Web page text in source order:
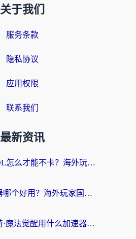
关于我们
服务条款
隐私协议
应用权限
联系我们
最新资讯
澳洲打逆水寒OL怎么才能不卡？海外玩家国服游戏加速终极指南（附梦幻模拟战地铁跑酷解决办法）
艾希国外加速器哪个好用？海外玩家国服游戏畅玩终极指南（附欧洲玩鸣潮街头篮球实测）
美国玩哈利波特·魔法觉醒用什么加速器？告别延迟的终极指南（含免费QQ炫舞方案+印尼妄想山海秘籍）